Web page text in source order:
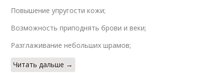
Повышение упругости кожи;
Возможность приподнять брови и веки;
Разглаживание небольших шрамов;
Читать дальше →